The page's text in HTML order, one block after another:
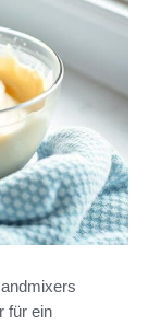
für ein